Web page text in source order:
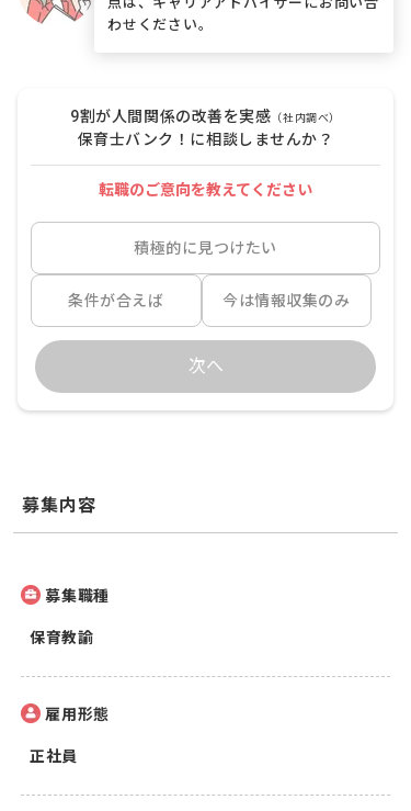
わせください。
9割が人間関係の改善を実感 （社内調べ）
保育士バンク！に相談しませんか？
転職のご意向を教えてください
積極的に見つけたい
条件が合えば 今は情報収集のみ
次へ
募集内容
募集職種
保育教諭
雇用形態
正社員